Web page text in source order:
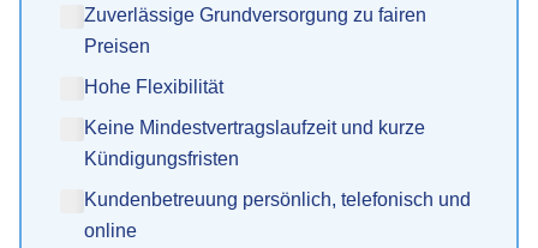
Zuverlässige Grundversorgung zu fairen
Preisen
Hohe Flexibilität
Keine Mindestvertragslaufzeit und kurze
Kündigungsfristen
Kundenbetreuung persönlich, telefonisch und
online